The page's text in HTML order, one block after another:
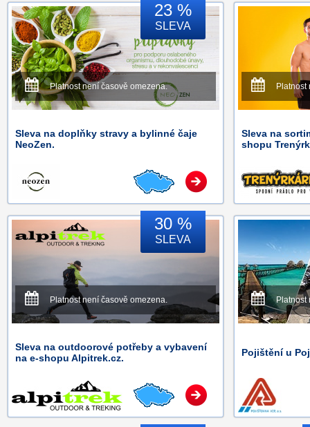
23 %
SLEVA
Platnost není časově omezena.
Sleva na doplňky stravy a bylinné čaje
NeoZen.
Platnost
Sleva na
shopu
30 %
SLEVA
Platnost není časově omezena.
Sleva na outdoorové potřeby a vybavení
na e-shopu Alpitrek.cz.
Platnost
Pojištění u